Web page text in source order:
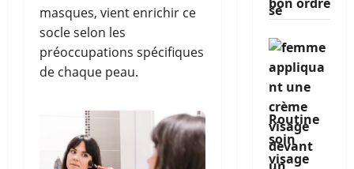
masques, vient enrichir ce
socle selon les
préoccupations spécifiques
de chaque peau.
Routine
soin
visage